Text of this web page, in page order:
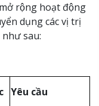
rộng hoạt động
dụng các vị trị
sau:
Yêu cầu